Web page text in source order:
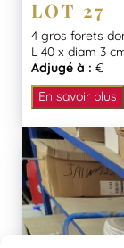
LOT 27
4 gros forets
L 40 x diam 3
Adjugé à : €
En savoir plus